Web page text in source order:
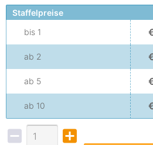
Staffelpreise
bis 1
ab 2
ab 5
ab 10